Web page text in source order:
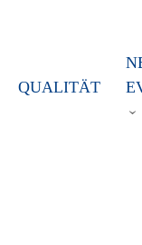
QUALITÄT